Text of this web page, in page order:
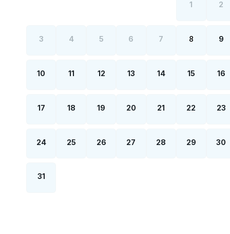
1 2
3 4 5 6 7 8 9
10 11 12 13 14 15 16
17 18 19 20 21 22 23
24 25 26 27 28 29 30
31